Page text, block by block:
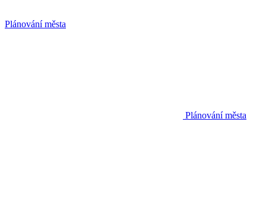
Plánování města
Plánování města